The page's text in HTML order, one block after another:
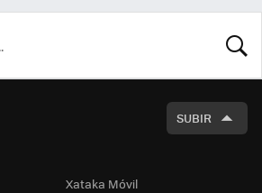
SUBIR
Xataka Móvil